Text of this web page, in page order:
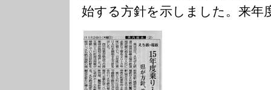
始する方針を示しました。来年